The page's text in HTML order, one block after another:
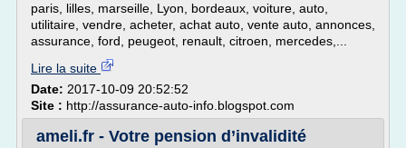
paris, lilles, marseille, Lyon, bordeaux, voiture, auto,
utilitaire, vendre, acheter, achat auto, vente auto, annonces,
assurance, ford, peugeot, renault, citroen, mercedes,...
Lire la suite
Date: 2017-10-09 20:52:52
Site : http://assurance-auto-info.blogspot.com
ameli.fr - Votre pension d’invalidité